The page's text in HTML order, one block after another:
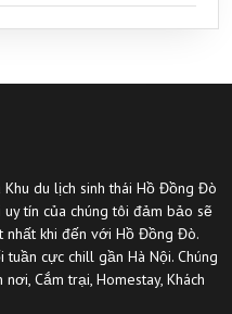
du lịch sinh thái Hồ Đồng Đò
tín của chúng tôi đảm bảo sẽ
nhất khi đến với Hồ Đồng Đò.
cực chill gần Hà Nội. Chúng
Cắm trại, Homestay, Khách